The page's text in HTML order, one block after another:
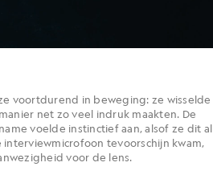
voortdurend in beweging: ze wisselde
net zo veel indruk maakten. De
voelde instinctief aan, alsof ze dit al
tevoorschijn kwam,
voor de lens.